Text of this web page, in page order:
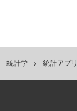
統計学 統計アプリ